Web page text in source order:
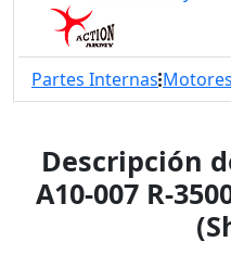
Partes Internas
Descripción
A10-007 R-